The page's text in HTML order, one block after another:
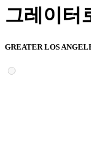
그레이터
GREATER LOS